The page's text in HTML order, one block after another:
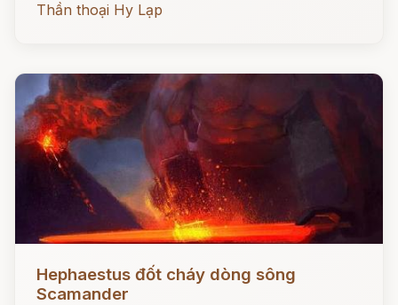
Thần thoại Hy Lạp
Hephaestus đốt cháy dòng sông
Scamander